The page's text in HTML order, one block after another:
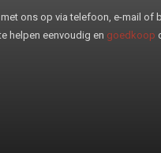
ons op via telefoon, e-mail of
helpen eenvoudig en goedkoop